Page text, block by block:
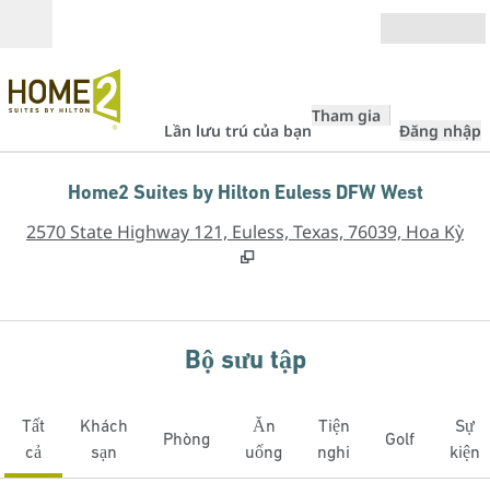
Lần lưu trú của bạn
Tham gia
Đăng nhập
Home2 Suites by Hilton Euless DFW West
2570 State Highway 121, Euless, Texas, 76039, Hoa Kỳ
Bộ sưu tập
Tất
cả
Khách
sạn
Phòng
Ăn
uống
Tiện
nghi
Golf
Sự
kiện